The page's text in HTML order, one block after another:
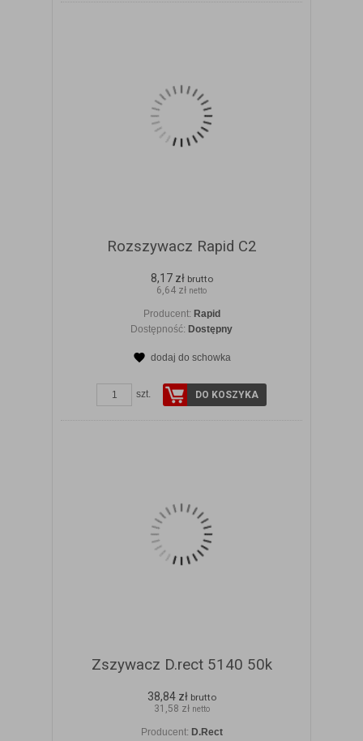
Rozszywacz Rapid C2
8,17 zł brutto
6,64 zł netto
Producent: Rapid
Dostępność: Dostępny
dodaj do schowka
szt. DO KOSZYKA
Zszywacz D.rect 5140 50k
38,84 zł brutto
31,58 zł netto
Producent: D.Rect